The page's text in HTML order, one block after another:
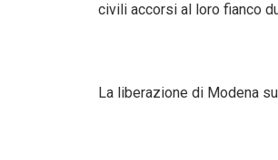
civili accorsi al loro fianco
La liberazione di Modena su